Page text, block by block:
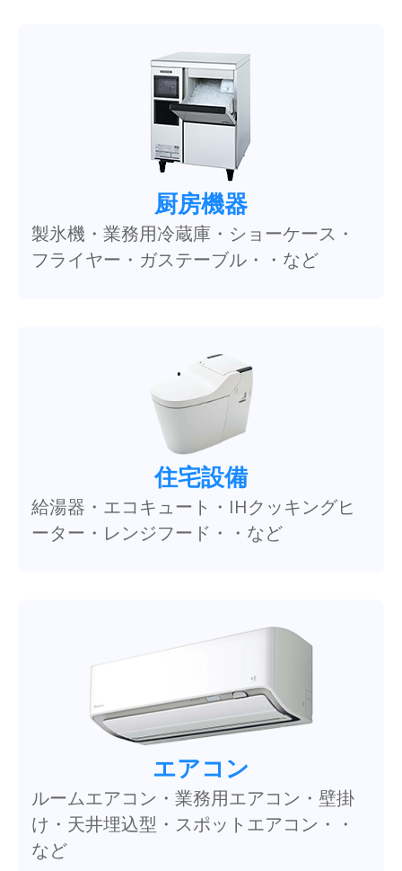
厨房機器
製氷機・業務用冷蔵庫・ショーケース・
フライヤー・ガステーブル・・など
住宅設備
給湯器・エコキュート・IHクッキングヒ
ーター・レンジフード・・など
エアコン
ルームエアコン・業務用エアコン・壁掛
け・天井埋込型・スポットエアコン・・
など